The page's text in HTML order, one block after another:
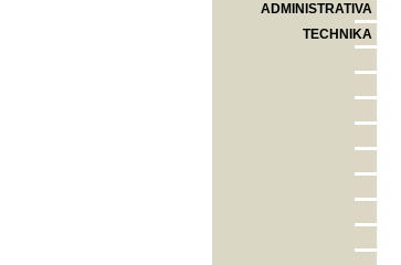
ADMINISTRATIVA
TECHNIKA